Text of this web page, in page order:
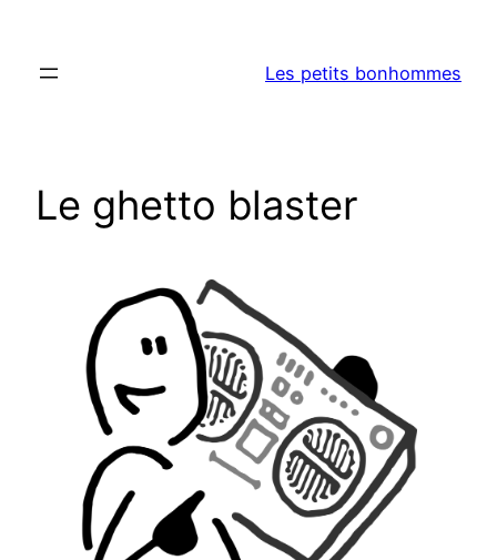
contenu
Les petits bonhommes
Le ghetto blaster